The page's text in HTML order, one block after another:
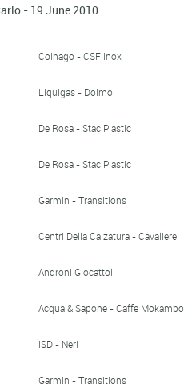
- 19 June 2010
Colnago - CSF Inox
Liquigas - Doimo
De Rosa - Stac Plastic
De Rosa - Stac Plastic
Garmin - Transitions
Centri Della Calzatura - Cavaliere
Androni Giocattoli
Acqua & Sapone - Caffe Mokambo
ISD - Neri
Garmin - Transitions